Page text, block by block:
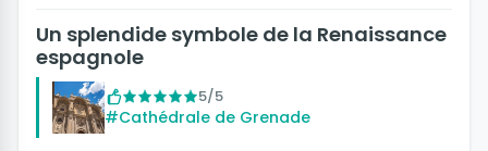
Un splendide symbole de la Renaissance
espagnole
5/5
#Cathédrale de Grenade